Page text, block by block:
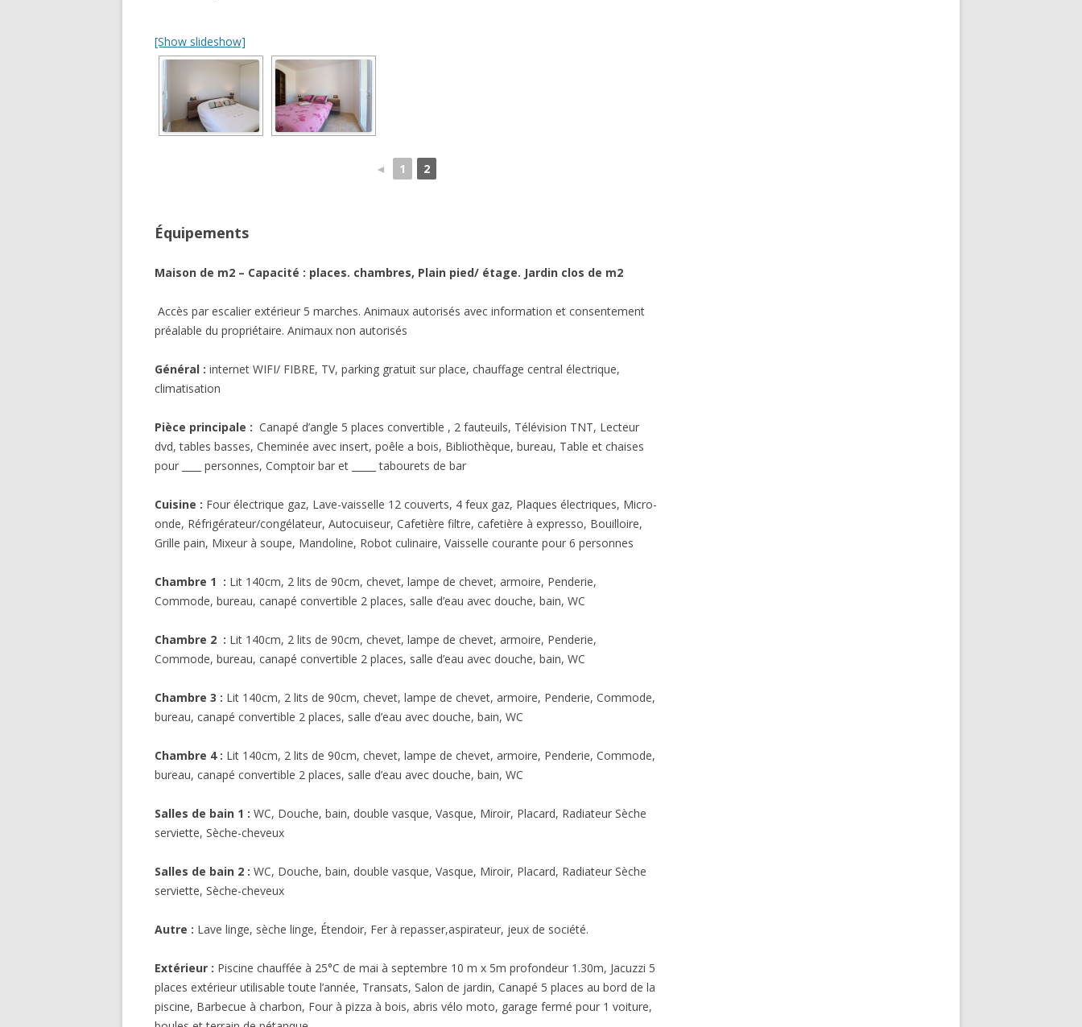
[Show slideshow]
◄ 1 2
Équipements
Maison de m2 – Capacité : places. chambres, Plain pied/ étage. Jardin clos de m2
Accès par escalier extérieur 5 marches. Animaux autorisés avec information et consentement
préalable du propriétaire. Animaux non autorisés
Général : internet WIFI/ FIBRE, TV, parking gratuit sur place, chauffage central électrique,
climatisation
Pièce principale : Canapé d’angle 5 places convertible , 2 fauteuils, Télévision TNT, Lecteur
dvd, tables basses, Cheminée avec insert, poêle a bois, Bibliothèque, bureau, Table et chaises
pour ____ personnes, Comptoir bar et _____ tabourets de bar
Cuisine : Four électrique gaz, Lave-vaisselle 12 couverts, 4 feux gaz, Plaques électriques, Micro-
onde, Réfrigérateur/congélateur, Autocuiseur, Cafetière filtre, cafetière à expresso, Bouilloire,
Grille pain, Mixeur à soupe, Mandoline, Robot culinaire, Vaisselle courante pour 6 personnes
Chambre 1 : Lit 140cm, 2 lits de 90cm, chevet, lampe de chevet, armoire, Penderie,
Commode, bureau, canapé convertible 2 places, salle d’eau avec douche, bain, WC
Chambre 2 : Lit 140cm, 2 lits de 90cm, chevet, lampe de chevet, armoire, Penderie,
Commode, bureau, canapé convertible 2 places, salle d’eau avec douche, bain, WC
Chambre 3 : Lit 140cm, 2 lits de 90cm, chevet, lampe de chevet, armoire, Penderie, Commode,
bureau, canapé convertible 2 places, salle d’eau avec douche, bain, WC
Chambre 4 : Lit 140cm, 2 lits de 90cm, chevet, lampe de chevet, armoire, Penderie, Commode,
bureau, canapé convertible 2 places, salle d’eau avec douche, bain, WC
Salles de bain 1 : WC, Douche, bain, double vasque, Vasque, Miroir, Placard, Radiateur Sèche
serviette, Sèche-cheveux
Salles de bain 2 : WC, Douche, bain, double vasque, Vasque, Miroir, Placard, Radiateur Sèche
serviette, Sèche-cheveux
Autre : Lave linge, sèche linge, Étendoir, Fer à repasser,aspirateur, jeux de société.
Extérieur : Piscine chauffée à 25°C de mai à septembre 10 m x 5m profondeur 1.30m, Jacuzzi 5
places extérieur utilisable toute l’année, Transats, Salon de jardin, Canapé 5 places au bord de la
piscine, Barbecue à charbon, Four à pizza à bois, abris vélo moto, garage fermé pour 1 voiture,